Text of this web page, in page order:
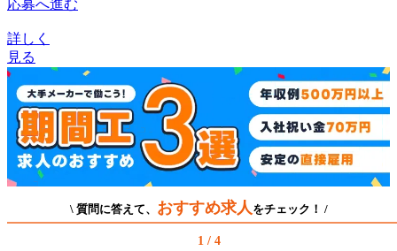
応募へ進む
詳しく
見る
\ 質問に答えて、 おすすめ求人 をチェック！ /
1 / 4